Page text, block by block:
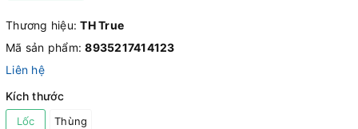
Thương hiệu:TH True
Mã sản phẩm:8935217414123
Liên hệ
Kích thước
Lốc Thùng